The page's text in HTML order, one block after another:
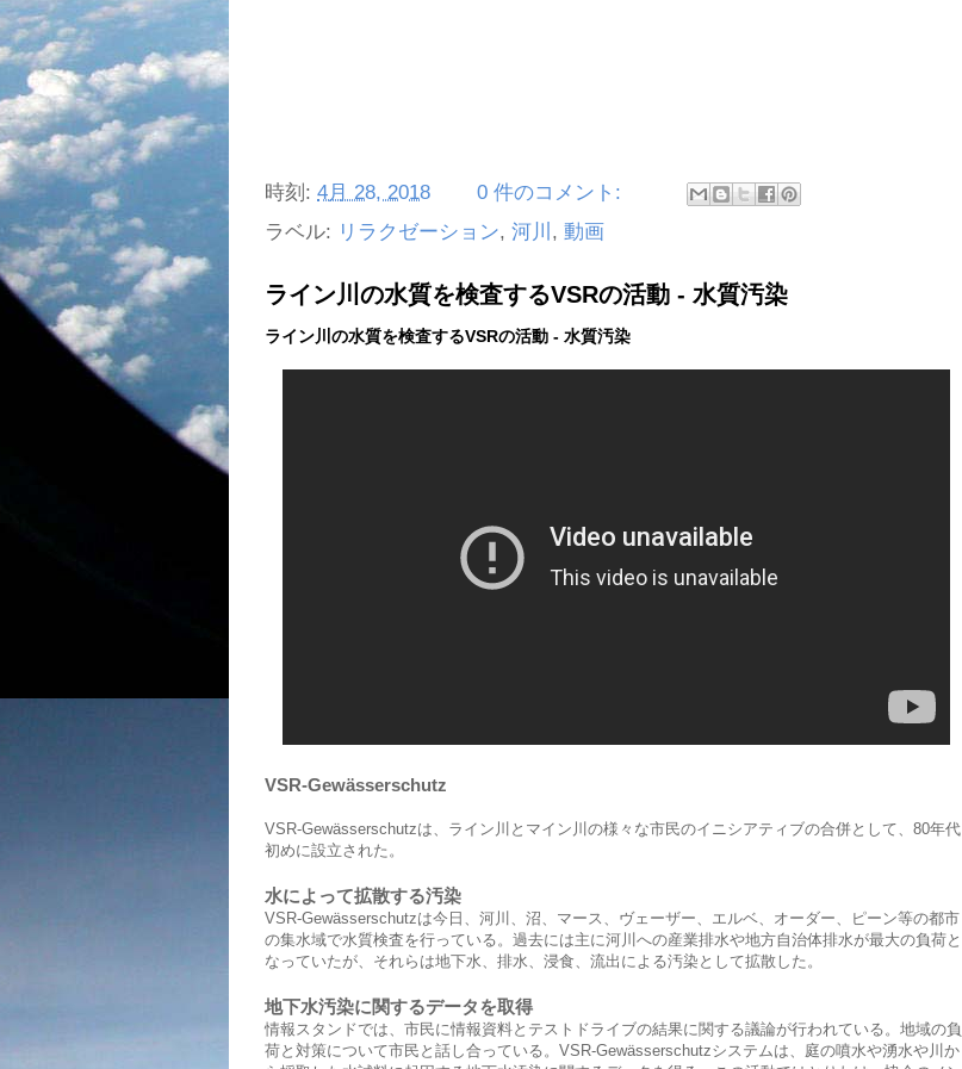
時刻: 4月 28, 2018
0 件のコメント:
ラベル: リラクゼーション, 河川 , 動画
ライン川の水質を検査するVSRの活動 - 水質汚染
ライン川の水質を検査するVSRの活動 - 水質汚染
VSR-Gewässerschutz
VSR-Gewässerschutzは、ライン川とマイン川の様々な市民のイニシアティブの合併として、80年代
初めに設立された。
水によって拡散する汚染
VSR-Gewässerschutzは今日、河川、沼、マース、ヴェーザー、エルベ、オーダー、ピーン等の都市
の集水域で水質検査を行っている。過去には主に河川への産業排水や地方自治体排水が最大の負荷と
なっていたが、それらは地下水、排水、浸食、流出による汚染として拡散した。
地下水汚染に関するデータを取得
情報スタンドでは、市民に情報資料とテストドライブの結果に関する議論が行われている。地域の負
荷と対策について市民と話し合っている。VSR-Gewässerschutzシステムは、庭の噴水や湧水や川か